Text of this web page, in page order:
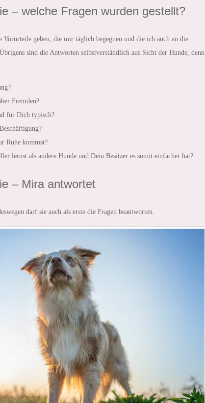
– welche Fragen wurden gestellt?
geben, die mir täglich begegnen und die ich auch an die
sind die Antworten selbstverständlich aus Sicht der Hunde, denn
Fremden?
für Dich typisch?
Ruhe kommst?
lernst als andere Hunde und Dein Besitzer es somit einfacher hat?
– Mira antwortet
darf sie auch als erste die Fragen beantworten.